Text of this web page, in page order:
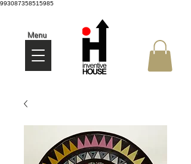
993087358515985
Menu